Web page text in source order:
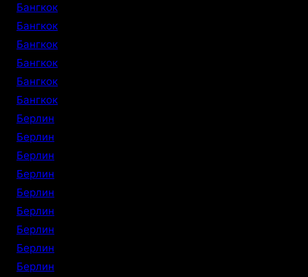
Бангкок
Бангкок
Бангкок
Бангкок
Бангкок
Бангкок
Берлин
Берлин
Берлин
Берлин
Берлин
Берлин
Берлин
Берлин
Берлин